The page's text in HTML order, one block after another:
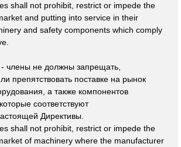
shall not prohibit, restrict or impede the
and putting into service in their
and safety components which comply
- члены не должны запрещать,
препятствовать поставке на рынок
а также компонентов
соответствуют
Директивы.
shall not prohibit, restrict or impede the
of machinery where the manufacturer